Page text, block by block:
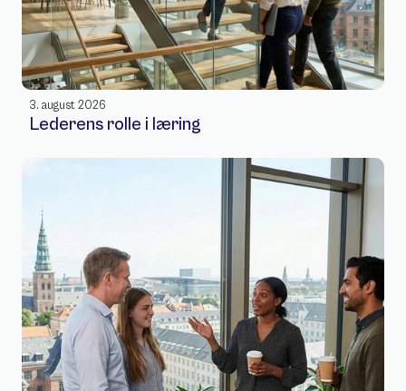
3. august 2026
Lederens rolle i læring